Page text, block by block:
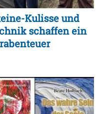
Kulisse und
schaffen ein